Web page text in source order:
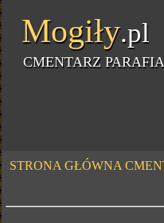
Mogiły.pl
CMENTARZ
STRONA GŁÓWNA